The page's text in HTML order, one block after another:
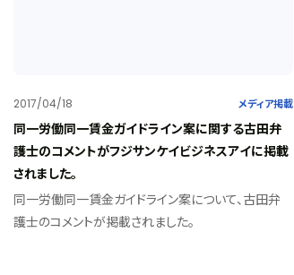
2017/04/18 メディア掲載
同一労働同一賃金ガイドライン案に関する古田弁
護士のコメントがフジサンケイビジネスアイに掲載
されました。
同一労働同一賃金ガイドライン案について、古田弁
護士のコメントが掲載されました。